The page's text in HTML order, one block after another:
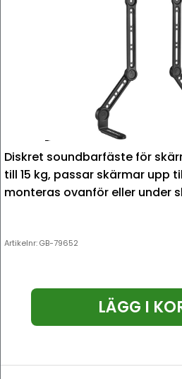
Diskret soundbarfäste för
till 15 kg, passar skärmar upp
monteras ovanför eller under
Artikelnr:GB-79652
LÄGG I